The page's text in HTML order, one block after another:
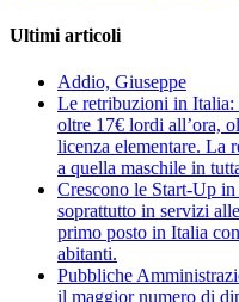
Ultimi articoli
Addio, Giuseppe
Le retribuzioni in Italia:
oltre 17€ lordi all’ora,
licenza elementare. La
a quella maschile in
Crescono le Start-Up
soprattutto in servizi
primo posto in Italia
abitanti.
Pubbliche
il maggior numero di